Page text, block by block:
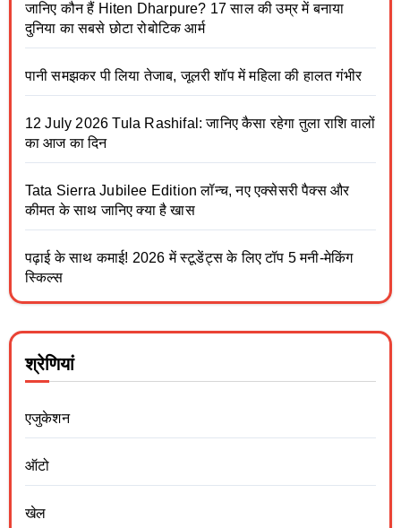
जानिए कौन हैं Hiten Dharpure? 17 साल की उम्र में बनाया
दुनिया का सबसे छोटा रोबोटिक आर्म
पानी समझकर पी लिया तेजाब, जूलरी शॉप में महिला की हालत गंभीर
12 July 2026 Tula Rashifal: जानिए कैसा रहेगा तुला राशि वालों
का आज का दिन
Tata Sierra Jubilee Edition लॉन्च, नए एक्सेसरी पैक्स और
कीमत के साथ जानिए क्या है खास
पढ़ाई के साथ कमाई! 2026 में स्टूडेंट्स के लिए टॉप 5 मनी-मेकिंग
स्किल्स
श्रेणियां
एजुकेशन
ऑटो
खेल